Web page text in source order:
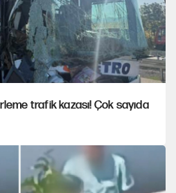
trafik kazası! Çok sayıda